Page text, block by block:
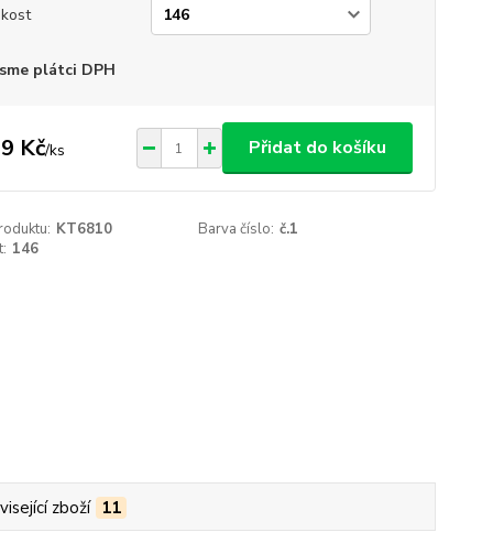
plátci DPH
Kč/ks Přidat do košíku
KT6810 Barva číslo: č.1
146
zboží 11